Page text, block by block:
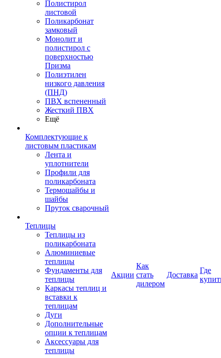
Полистирол
листовой
Поликарбонат
замковый
Монолит и
полистирол с
поверхностью
Призма
Полиэтилен
низкого давления
(ПНД)
ПВХ вспененный
Жесткий ПВХ
Ещё
Комплектующие к
листовым пластикам
Лента и
уплотнители
Профили для
поликарбоната
Термошайбы и
шайбы
Пруток сварочный
Теплицы
Теплицы из
поликарбоната
Алюминиевые
теплицы
Фундаменты для
теплицы
Каркасы теплиц и
вставки к
теплицам
Дуги
Дополнительные
опции к теплицам
Аксессуары для
теплицы
Акции
Как
стать
дилером
Доставка
Где